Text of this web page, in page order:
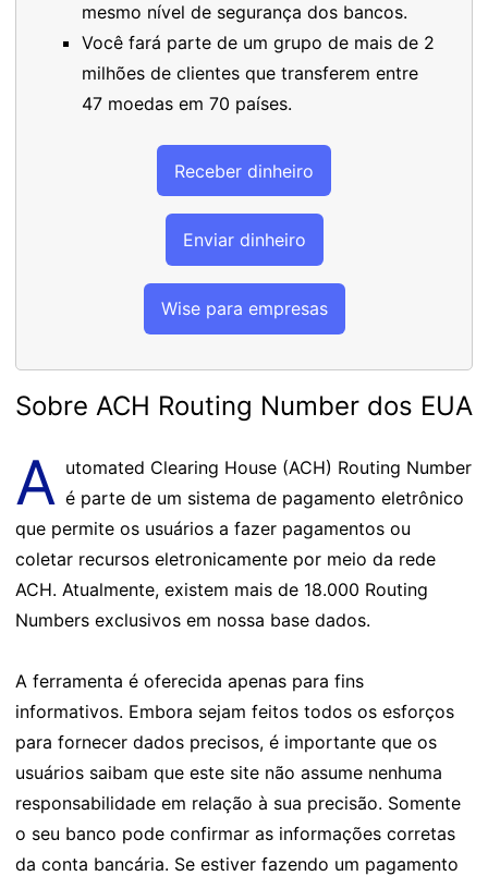
mesmo nível de segurança dos bancos.
Você fará parte de um grupo de mais de 2
milhões de clientes que transferem entre
47 moedas em 70 países.
Receber dinheiro
Enviar dinheiro
Wise para empresas
Sobre ACH Routing Number dos EUA
A utomated Clearing House (ACH) Routing Number
é parte de um sistema de pagamento eletrônico
que permite os usuários a fazer pagamentos ou
coletar recursos eletronicamente por meio da rede
ACH. Atualmente, existem mais de 18.000 Routing
Numbers exclusivos em nossa base dados.
A ferramenta é oferecida apenas para fins
informativos. Embora sejam feitos todos os esforços
para fornecer dados precisos, é importante que os
usuários saibam que este site não assume nenhuma
responsabilidade em relação à sua precisão. Somente
o seu banco pode confirmar as informações corretas
da conta bancária. Se estiver fazendo um pagamento